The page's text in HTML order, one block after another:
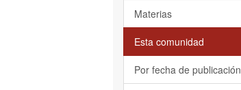
Materias
Esta comunidad
Por fecha de publicación